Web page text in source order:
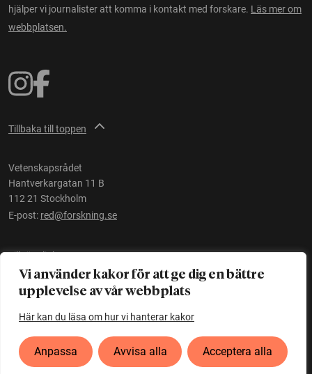
Vi använder kakor för att ge dig en bättre
upplevelse av vår webbplats
Här kan du läsa om hur vi hanterar kakor
Anpassa Avvisa alla Acceptera alla
hjälper vi journalister att komma i kontakt med forskare. Läs mer om
webbplatsen.
Tillbaka till toppen
Vetenskapsrådet
Hantverkargatan 11 B
112 21 Stockholm
E-post: red@forskning.se
Tillgänglighet
Ett initiativ avVetenskapsrådet